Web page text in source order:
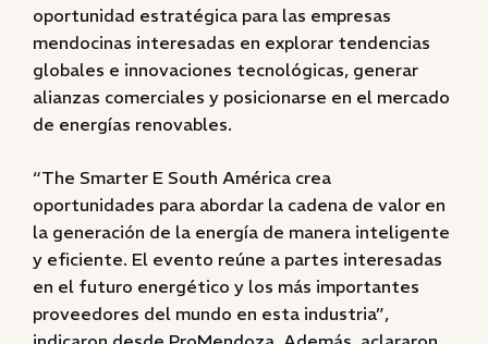
oportunidad estratégica para las empresas
mendocinas interesadas en explorar tendencias
globales e innovaciones tecnológicas, generar
alianzas comerciales y posicionarse en el mercado
de energías renovables.
“The Smarter E South América crea
oportunidades para abordar la cadena de valor en
la generación de la energía de manera inteligente
y eficiente. El evento reúne a partes interesadas
en el futuro energético y los más importantes
proveedores del mundo en esta industria”,